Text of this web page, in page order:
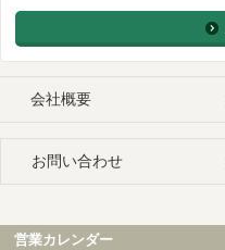
会社概要
お問い合わせ
営業カレンダー